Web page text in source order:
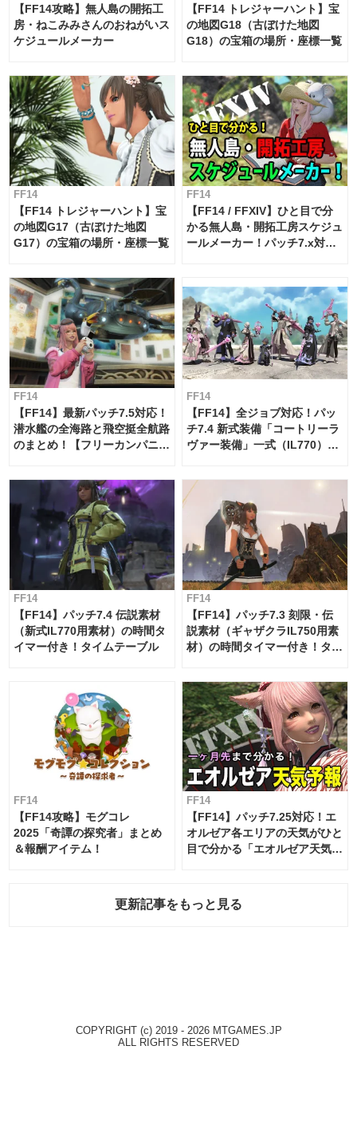
【FF14攻略】無人島の開拓工
房・ねこみみさんのおねがいス
ケジュールメーカー
【FF14 トレジャーハント】宝
の地図G18（古ぼけた地図
G18）の宝箱の場所・座標一覧
FF14
【FF14 トレジャーハント】宝
の地図G17（古ぼけた地図
G17）の宝箱の場所・座標一覧
FF14
【FF14 / FFXIV】ひと目で分
かる無人島・開拓工房スケジュ
ールメーカー！パッチ7.x対応
FF14
【FF14】最新パッチ7.5対応！
潜水艦の全海路と飛空挺全航路
のまとめ！【フリーカンパニ
FF14
【FF14】全ジョブ対応！パッ
チ7.4 新式装備「コートリーラ
ヴァー装備」一式（IL770）の
FF14
【FF14】パッチ7.4 伝説素材
（新式IL770用素材）の時間タ
イマー付き！タイムテーブル
FF14
【FF14】パッチ7.3 刻限・伝
説素材（ギャザクラIL750用素
材）の時間タイマー付き！タイ
FF14
【FF14攻略】モグコレ
2025「奇譚の探究者」まとめ
＆報酬アイテム！
FF14
【FF14】パッチ7.25対応！エ
オルゼア各エリアの天気がひと
目で分かる「エオルゼア天気予
更新記事をもっと見る
COPYRIGHT (c) 2019 - 2026 MTGAMES.JP
ALL RIGHTS RESERVED